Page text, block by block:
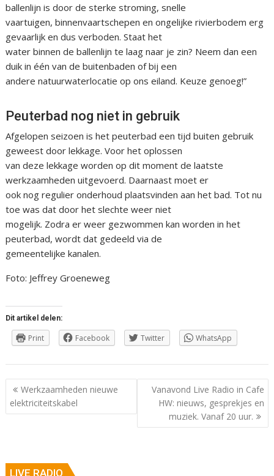
ballenlijn is door de sterke stroming, snelle
vaartuigen, binnenvaartschepen en ongelijke rivierbodem erg
gevaarlijk en dus verboden. Staat het
water binnen de ballenlijn te laag naar je zin? Neem dan een
duik in één van de buitenbaden of bij een
andere natuurwaterlocatie op ons eiland. Keuze genoeg!”
Peuterbad nog niet in gebruik
Afgelopen seizoen is het peuterbad een tijd buiten gebruik
geweest door lekkage. Voor het oplossen
van deze lekkage worden op dit moment de laatste
werkzaamheden uitgevoerd. Daarnaast moet er
ook nog regulier onderhoud plaatsvinden aan het bad. Tot nu
toe was dat door het slechte weer niet
mogelijk. Zodra er weer gezwommen kan worden in het
peuterbad, wordt dat gedeeld via de
gemeentelijke kanalen.
Foto: Jeffrey Groeneweg
Dit artikel delen:
Print Facebook Twitter WhatsApp
Berichtnavigatie
Werkzaamheden nieuwe
elektriciteitskabel
Vanavond Live Radio in Cafe
HW: nieuws, gesprekjes en
muziek. Vanaf 20 uur.
LIVE RADIO